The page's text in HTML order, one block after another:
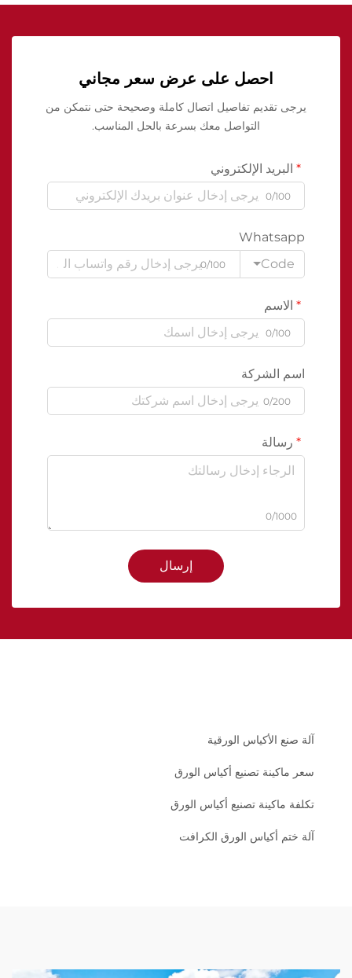
احصل على عرض سعر مجاني
يرجى تقديم تفاصيل اتصال كاملة وصحيحة حتى نتمكن من
التواصل معك بسرعة بالحل المناسب.
البريد الإلكتروني
0/100
Whatsapp
Code
0/100
الاسم
0/100
اسم الشركة
0/200
رسالة
0/1000
إرسال
آلة صنع الأكياس الورقية
سعر ماكينة تصنيع أكياس الورق
تكلفة ماكينة تصنيع أكياس الورق
آلة ختم أكياس الورق الكرافت